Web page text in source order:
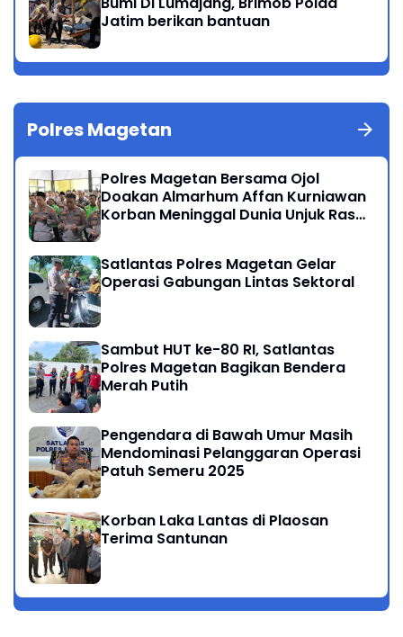
Jatim berikan bantuan
Polres Magetan
Polres Magetan Bersama Ojol
Doakan Almarhum Affan Kurniawan
Korban Meninggal Dunia Unjuk Rasa
Satlantas Polres Magetan Gelar
Operasi Gabungan Lintas Sektoral
Sambut HUT ke-80 RI, Satlantas
Polres Magetan Bagikan Bendera
Merah Putih
Pengendara di Bawah Umur Masih
Mendominasi Pelanggaran Operasi
Patuh Semeru 2025
Korban Laka Lantas di Plaosan
Terima Santunan